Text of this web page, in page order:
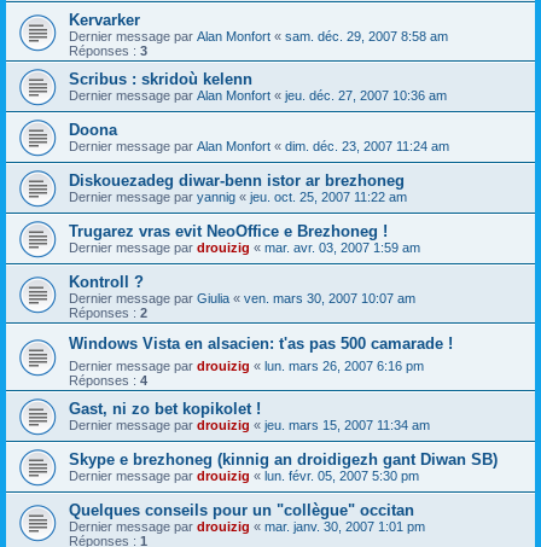
Kervarker
Dernier message par Alan Monfort « sam. déc. 29, 2007 8:58 am
Réponses : 3
Scribus : skridoù kelenn
Dernier message par Alan Monfort « jeu. déc. 27, 2007 10:36 am
Doona
Dernier message par Alan Monfort « dim. déc. 23, 2007 11:24 am
Diskouezadeg diwar-benn istor ar brezhoneg
Dernier message par yannig « jeu. oct. 25, 2007 11:22 am
Trugarez vras evit NeoOffice e Brezhoneg !
Dernier message par drouizig « mar. avr. 03, 2007 1:59 am
Kontroll ?
Dernier message par Giulia « ven. mars 30, 2007 10:07 am
Réponses : 2
Windows Vista en alsacien: t'as pas 500 camarade !
Dernier message par drouizig « lun. mars 26, 2007 6:16 pm
Réponses : 4
Gast, ni zo bet kopikolet !
Dernier message par drouizig « jeu. mars 15, 2007 11:34 am
Skype e brezhoneg (kinnig an droidigezh gant Diwan SB)
Dernier message par drouizig « lun. févr. 05, 2007 5:30 pm
Quelques conseils pour un "collègue" occitan
Dernier message par drouizig « mar. janv. 30, 2007 1:01 pm
Réponses : 1